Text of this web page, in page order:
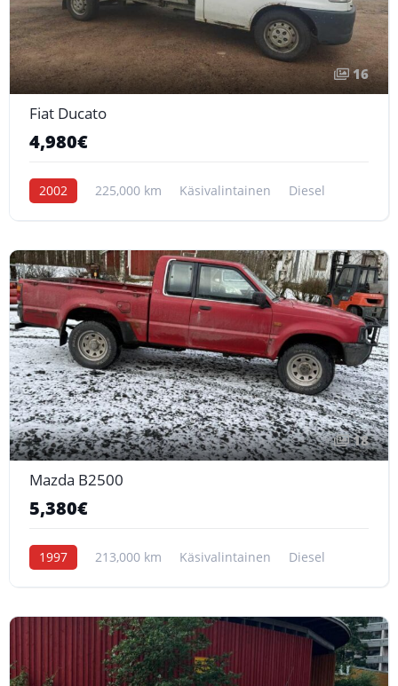
16
Fiat Ducato
4,980€
2002 225,000 km Käsivalintainen Diesel
18
Mazda B2500
5,380€
1997 213,000 km Käsivalintainen Diesel